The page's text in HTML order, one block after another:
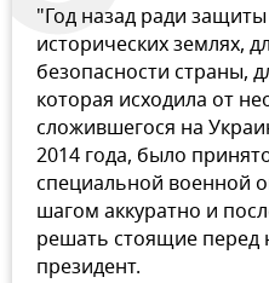
"Год назад ради
исторических землях,
безопасности страны,
которая исходила от
сложившегося на
2014 года, было
специальной военной
шагом аккуратно и
решать стоящие перед
президент.